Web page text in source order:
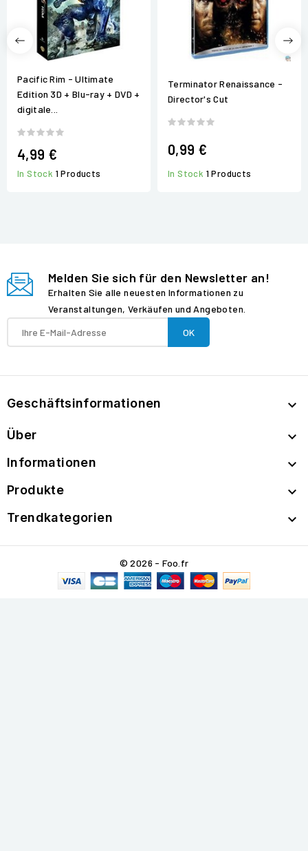
Pacific Rim - Ultimate
Edition 3D + Blu-ray + DVD +
digitale...
4,99 €
In Stock 1 Products
Terminator Renaissance -
Director's Cut
0,99 €
In Stock 1 Products
Melden Sie sich für den Newsletter an!
Erhalten Sie alle neuesten Informationen zu
Veranstaltungen, Verkäufen und Angeboten.
Geschäftsinformationen 
Über 
Informationen 
Produkte 
Trendkategorien 
© 2026 - Foo.fr